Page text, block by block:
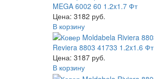
MEGA 6002 60 1.2x1.7 Фт
Цена: 3182 руб.
В корзину
Reviera 8803 41733 1.2x1.6 Фт
Цена: 3187 руб.
В корзину